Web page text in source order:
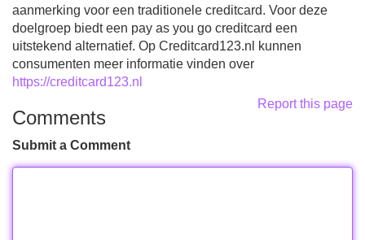
aanmerking voor een traditionele creditcard. Voor deze
doelgroep biedt een pay as you go creditcard een
uitstekend alternatief. Op Creditcard123.nl kunnen
consumenten meer informatie vinden over
https://creditcard123.nl
Report this page
Comments
Submit a Comment